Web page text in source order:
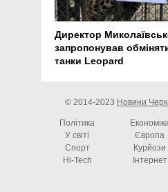
Директор
запропонував
танки Leopard
© 2014-2023 Новини
Політика
У світі
Європа
Спорт
Курйози
Hi-Tech
Інтернет